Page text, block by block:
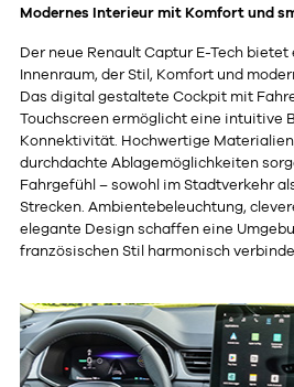
Modernes Interieur mit Komfort und
Der neue Renault Captur E-Tech
Innenraum, der Stil, Komfort und
Das digital gestaltete Cockpit mit
Touchscreen ermöglicht eine intuitive
Konnektivität. Hochwertige
durchdachte Ablagemöglichkeiten
Fahrgefühl – sowohl im Stadtverkehr
Strecken. Ambientebeleuchtung,
elegante Design schaffen eine
französischen Stil harmonisch